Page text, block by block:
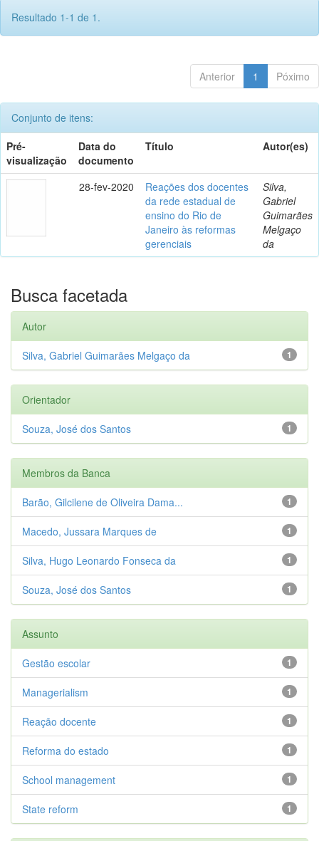
Resultado 1-1 de 1.
Anterior 1 Póximo
Conjunto de itens:
Pré-
visualização
Data do
documento
Título Autor(es)
28-fev-2020
Reações dos docentes
da rede estadual de
ensino do Rio de
Janeiro às reformas
gerenciais
Silva,
Gabriel
Guimarães
Melgaço
da
Busca facetada
Autor
1
Silva, Gabriel Guimarães Melgaço da
Orientador
1
Souza, José dos Santos
Membros da Banca
1
Barão, Gilcilene de Oliveira Dama...
1
Macedo, Jussara Marques de
1
Silva, Hugo Leonardo Fonseca da
1
Souza, José dos Santos
Assunto
1
Gestão escolar
1
Managerialism
1
Reação docente
1
Reforma do estado
1
School management
1
State reform